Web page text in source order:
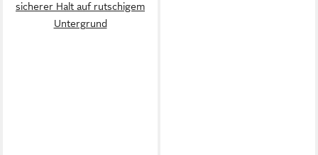
sicherer Halt auf rutschigem
Untergrund